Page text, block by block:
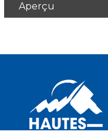
Aperçu